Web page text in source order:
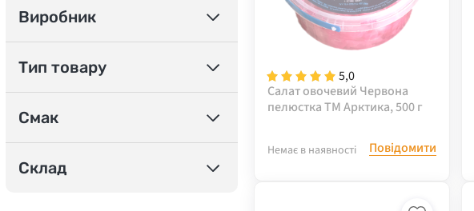
Виробник
Тип товару
Смак
Склад
5,0
Салат овочевий Червона
пелюстка ТМ Арктика, 500 г
Немає в наявності Повідомити